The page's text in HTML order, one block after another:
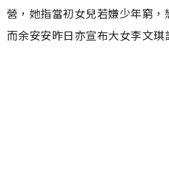
營，她指當初女兒若嫌少年窮，
而余安安昨日亦宣布大女李文琪